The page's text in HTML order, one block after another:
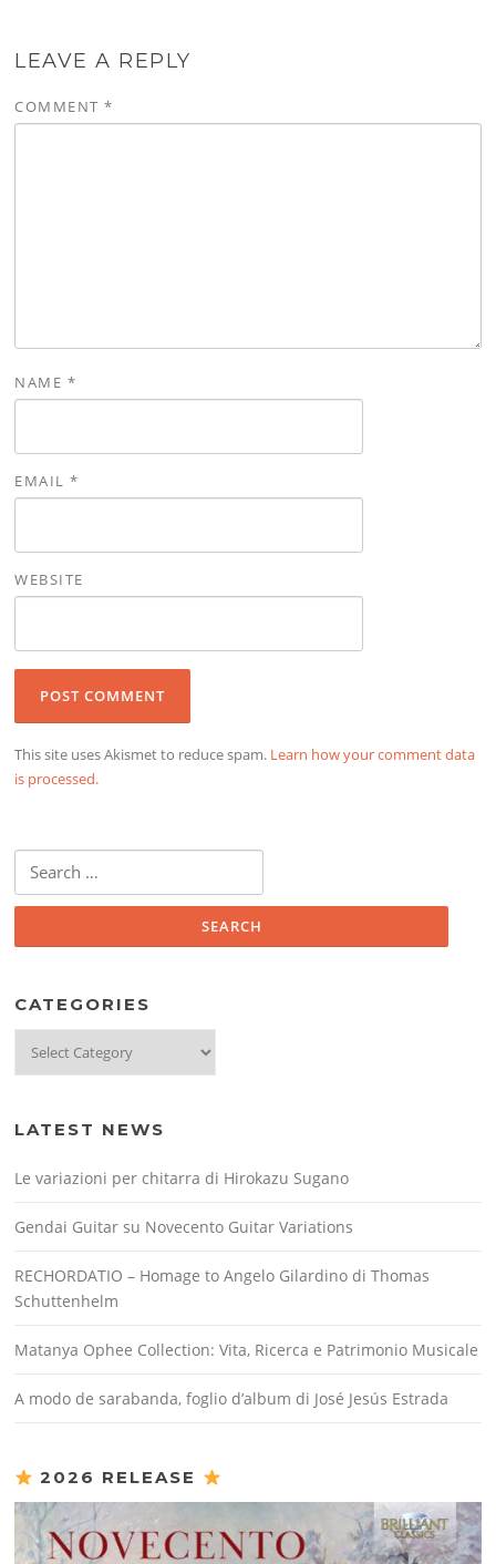
LEAVE A REPLY
COMMENT*
NAME *
EMAIL*
WEBSITE
This site uses Akismet to reduce spam. Learn how your comment data
is processed.
for:
CATEGORIES
LATEST NEWS
Le variazioni per chitarra di Hirokazu Sugano
Gendai Guitar su Novecento Guitar Variations
RECHORDATIO – Homage to Angelo Gilardino di Thomas
Schuttenhelm
Matanya Ophee Collection: Vita, Ricerca e Patrimonio Musicale
A modo de sarabanda, foglio d’album di José Jesús Estrada
2026 RELEASE